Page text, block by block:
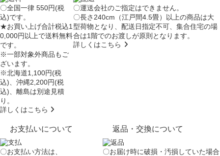
〇全国一律 550円(税
込)です。
★お買い上げ合計税込1
0,000円以上で送料無料
です。
※一部対象外商品もご
ざいます。
※北海道1,100円(税
込)、沖縄2,200円(税
込)、離島は別途見積
り。
詳しくはこちら
〇運送会社のご指定はできません。
〇長さ240cm（江戸間4.5畳）以上の商品は大
型荷物となり、配送日指定不可 、集合住宅の場
合は1階でのお渡しが原則となります。
詳しくはこちら
お支払いについて
〇お支払い方法は、
返品・交換について
〇お届け時に破損・汚損していた場合